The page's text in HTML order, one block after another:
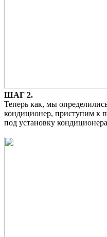
ШАГ 2.
Теперь как, мы
кондиционер, приступим к
под установку